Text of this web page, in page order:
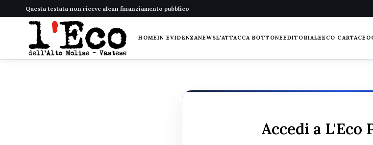
Questa testata non riceve alcun finanziamento pubblico
HOMEIN EVIDENZANEWSL'ATTACCA BOTTONEEDITORIALEECO CARTACEO
Accedi a L'Eco